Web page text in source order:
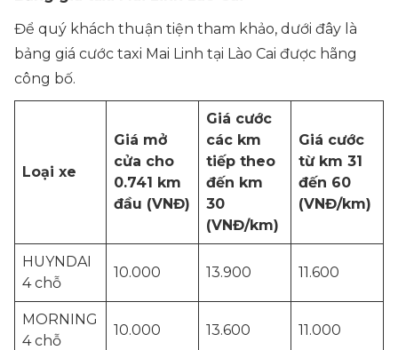
Để quý khách thuận tiện tham khảo, dưới đây là
bảng giá cước taxi Mai Linh tại Lào Cai được hãng
công bố.
Loại xe
Giá mở
cửa cho
0.741 km
đầu (VNĐ)
Giá cước
các km
tiếp theo
đến km
30
(VNĐ/km)
Giá cước
từ km 31
đến 60
(VNĐ/km)
HUYNDAI
4 chỗ
10.000 13.900 11.600
MORNING
4 chỗ
10.000 13.600 11.000